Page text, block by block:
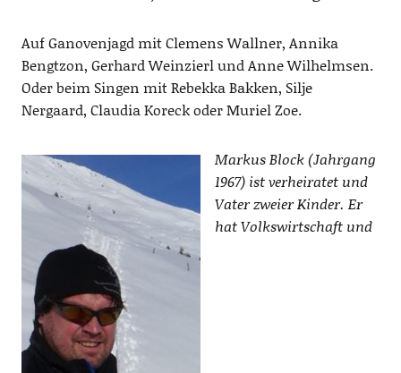
Auf Ganovenjagd mit Clemens Wallner, Annika
Bengtzon, Gerhard Weinzierl und Anne Wilhelmsen.
Oder beim Singen mit Rebekka Bakken, Silje
Nergaard, Claudia Koreck oder Muriel Zoe.
Markus Block (Jahrgang
1967) ist verheiratet und
Vater zweier Kinder. Er
hat Volkswirtschaft und